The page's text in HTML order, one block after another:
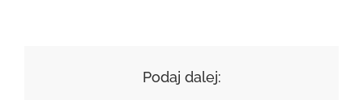
Podaj dalej: